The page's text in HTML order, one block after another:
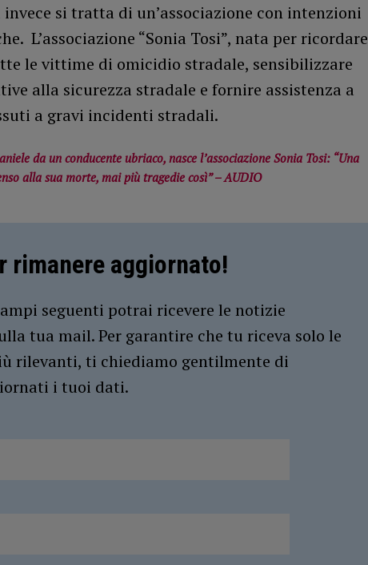
si tratta di un’associazione con intenzioni
L’associazione “Sonia Tosi”, nata per ricordare
le vittime di omicidio stradale, sensibilizzare
alla sicurezza stradale e fornire assistenza a
a gravi incidenti stradali.
da un conducente ubriaco, nasce l’associazione Sonia Tosi: “Una
alla sua morte, mai più tragedie così” – AUDIO
rimanere aggiornato!
seguenti potrai ricevere le notizie
tua mail. Per garantire che tu riceva solo le
rilevanti, ti chiediamo gentilmente di
i tuoi dati.